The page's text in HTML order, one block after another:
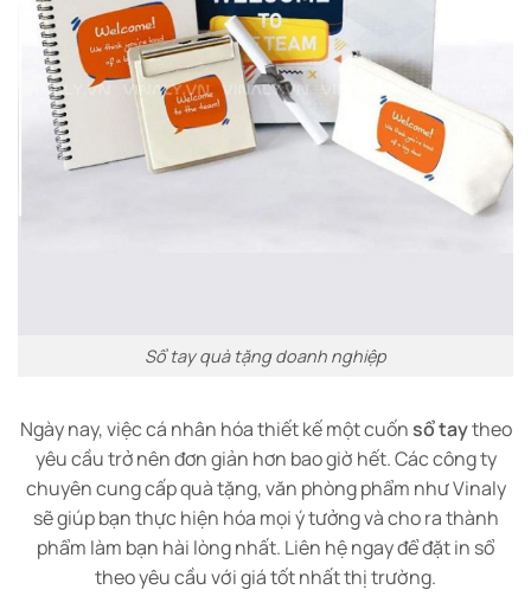
Sổ tay quà tặng doanh nghiệp
Ngày nay, việc cá nhân hóa thiết kế một cuốn sổ taytheo
yêu cầu trở nên đơn giản hơn bao giờ hết. Các công ty
chuyên cung cấp quà tặng, văn phòng phẩm như Vinaly
sẽ giúp bạn thực hiện hóa mọi ý tưởng và cho ra thành
phẩm làm bạn hài lòng nhất. Liên hệ ngay để đặt in sổ
theo yêu cầu với giá tốt nhất thị trường.